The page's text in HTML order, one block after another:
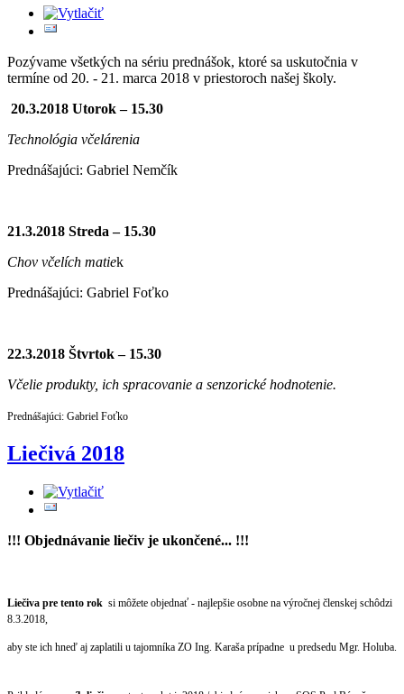
Pozývame všetkých na sériu prednášok, ktoré sa uskutočnia v
termíne od 20. - 21. marca 2018 v priestoroch našej školy.
20.3.2018 Utorok – 15.30
Technológia včelárenia
Prednášajúci: Gabriel Nemčík
21.3.2018 Streda – 15.30
Chov včelích matiek
Prednášajúci: Gabriel Foťko
22.3.2018 Štvrtok – 15.30
Včelie produkty, ich spracovanie a senzorické hodnotenie.
Prednášajúci: Gabriel Foťko
Liečivá 2018
!!! Objednávanie liečiv je ukončené... !!!
Liečiva pre tento rok si môžete objednať - najlepšie osobne na výročnej členskej schôdzi
8.3.2018,
aby ste ich hneď aj zaplatili u tajomníka ZO Ing. Karaša prípadne u predsedu Mgr. Holuba.